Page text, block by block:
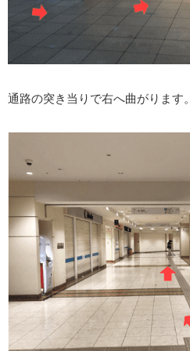
通路の突き当りで右へ曲がります。